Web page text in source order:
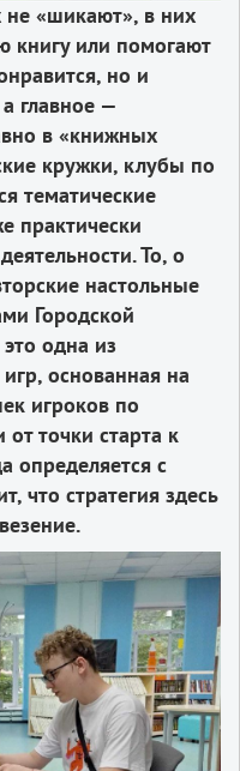
«шикают», в них
книгу или помогают
но и
главное —
в «книжных
кружки, клубы по
тематические
практически
То, о
настольные
Городской
одна из
основанная на
игроков по
точки старта к
определяется с
что стратегия здесь